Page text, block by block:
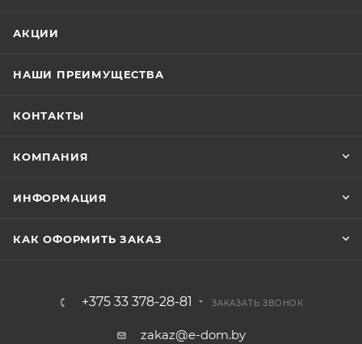
АКЦИИ
НАШИ ПРЕИМУЩЕСТВА
КОНТАКТЫ
КОМПАНИЯ
ИНФОРМАЦИЯ
КАК ОФОРМИТЬ ЗАКАЗ
+375 33 378-28-81 ЗАКАЗАТЬ ЗВОНОК
zakaz@e-dom.by